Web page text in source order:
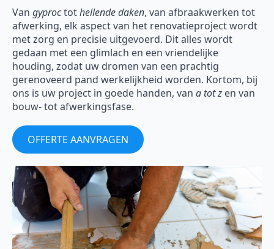
Van gyproctothellende daken, van afbraakwerken tot
afwerking, elk aspect van het renovatieproject wordt
met zorg en precisie uitgevoerd. Dit alles wordt
gedaan met een glimlach en een vriendelijke
houding, zodat uw dromen van een prachtig
gerenoveerd pand werkelijkheid worden. Kortom, bij
ons is uw project in goede handen, van a tot z en van
bouw- tot afwerkingsfase.
OFFERTE AANVRAGEN